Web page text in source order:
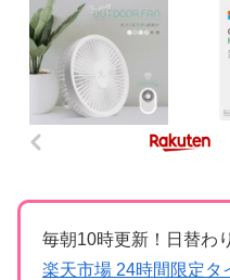
毎朝10時更新！日替わ
楽天市場 24時間限定タ